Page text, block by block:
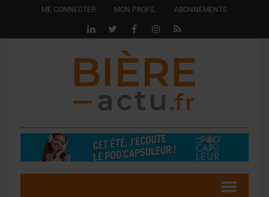
ME CONNECTER MON PROFIL ABONNEMENTS